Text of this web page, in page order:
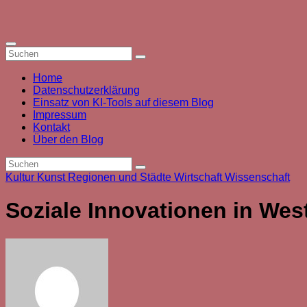
springen
Home
Datenschutzerklärung
Einsatz von KI-Tools auf diesem Blog
Impressum
Kontakt
Über den Blog
Kultur Kunst Regionen und Städte WirtschaftWissenschaft
Soziale Innovationen in